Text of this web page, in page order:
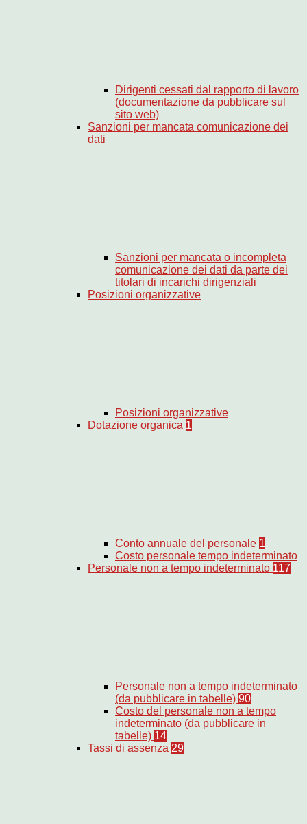
Dirigenti cessati dal rapporto di lavoro
(documentazione da pubblicare sul
sito web)
Sanzioni per mancata comunicazione dei
dati
Sanzioni per mancata o incompleta
comunicazione dei dati da parte dei
titolari di incarichi dirigenziali
Posizioni organizzative
Posizioni organizzative
Dotazione organica 1
Conto annuale del personale 1
Costo personale tempo indeterminato
Personale non a tempo indeterminato 117
Personale non a tempo indeterminato
(da pubblicare in tabelle) 90
Costo del personale non a tempo
indeterminato (da pubblicare in
tabelle) 14
Tassi di assenza 29